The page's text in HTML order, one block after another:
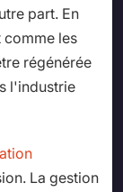
part. En
comme les
régénérée
l'industrie
La gestion